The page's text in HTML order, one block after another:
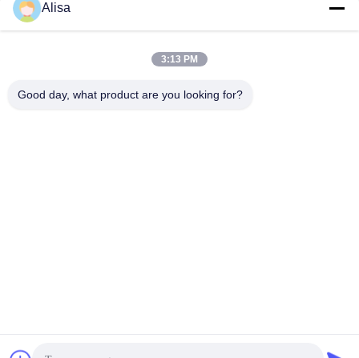
İhracat Ofisi Adres: Room 1919, Floor 19, Veinna binası,
Alisa
3:13 PM
Good day, what product are you looking for?